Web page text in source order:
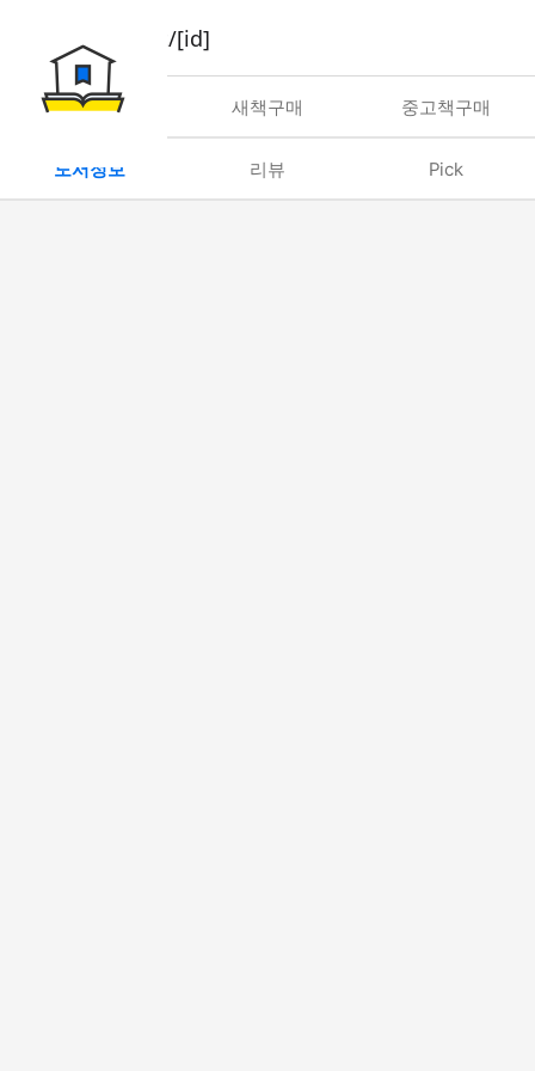
book/rent/[id]
대여 새책구매 중고책구매
도서정보 리뷰 Pick